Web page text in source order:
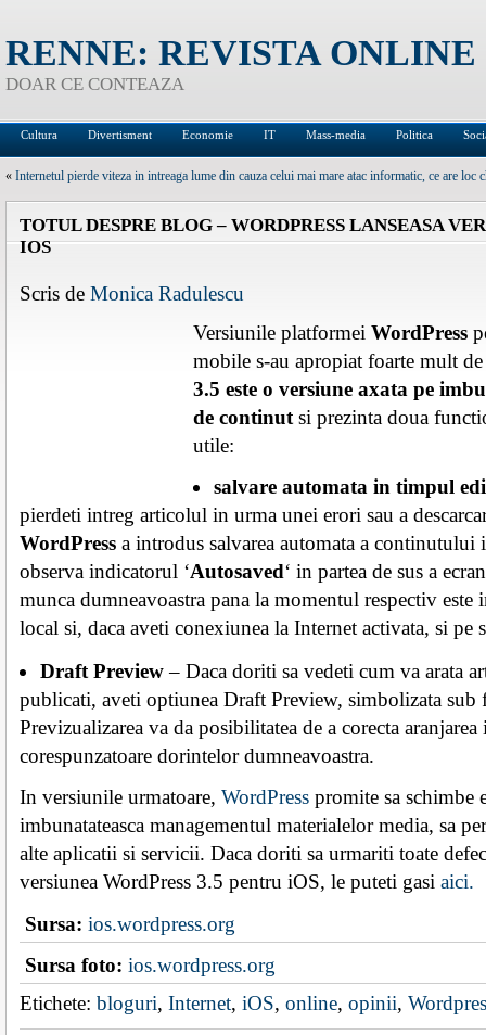
RENNE: REVISTA ONLINE
DOAR CE CONTEAZA
Cultura Divertisment Economie IT Mass-media Politica
« Internetul pierde viteza in intreaga lume din cauza celui mai mare atac informatic, ce are loc
TOTUL DESPRE BLOG – WORDPRESS LANSEASA
IOS
Scris de Monica Radulescu
Versiunile platformei WordPress
mobile s-au apropiat foarte mult
3.5 este o versiune axata pe
de continut si prezinta doua
utile:
salvare automata in timpul
pierdeti intreg articolul in urma unei erori sau a
WordPress a introdus salvarea automata a
observa indicatorul ‘Autosaved‘ in partea de sus a
munca dumneavoastra pana la momentul respectiv este
local si, daca aveti conexiunea la Internet activata, si pe
Draft Preview– Daca doriti sa vedeti cum va arata
publicati, aveti optiunea Draft Preview, simbolizata
Previzualizarea va da posibilitatea de a corecta
corespunzatoare dorintelor dumneavoastra.
In versiunile urmatoare, WordPress promite sa schimbe
imbunatateasca managementul materialelor media, sa
alte aplicatii si servicii. Daca doriti sa urmariti toate
versiunea WordPress 3.5 pentru iOS, le puteti gasi aici.
Sursa: ios.wordpress.org
Sursa foto: ios.wordpress.org
Etichete: bloguri, Internet, iOS, online, opinii,